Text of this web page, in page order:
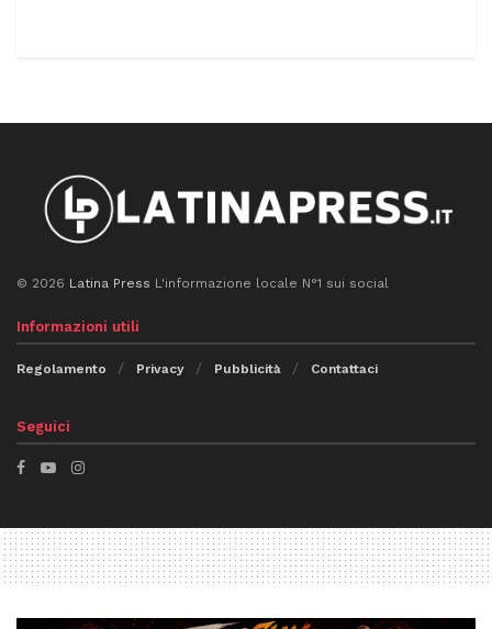
© 2026 Latina Press L'informazione locale N°1 sui social
Informazioni utili
Regolamento Privacy Pubblicità Contattaci
Seguici